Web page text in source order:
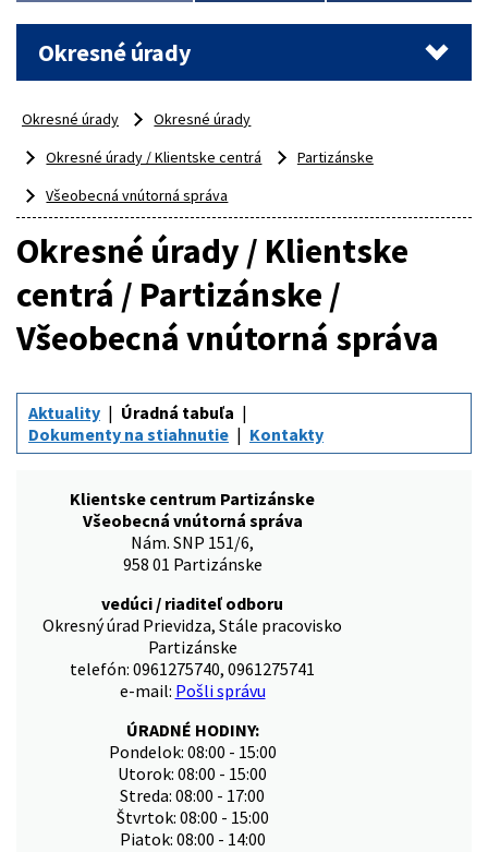
Okresné úrady
Okresné úrady
Okresné úrady
Okresné úrady / Klientske centrá
Partizánske
Všeobecná vnútorná správa
Okresné úrady / Klientske
centrá / Partizánske /
Všeobecná vnútorná správa
Aktuality
Úradná tabuľa
Dokumenty na stiahnutie
Kontakty
Klientske centrum Partizánske
Všeobecná vnútorná správa
Nám. SNP 151/6,
958 01 Partizánske
vedúci / riaditeľ odboru
Okresný úrad Prievidza, Stále pracovisko
Partizánske
telefón: 0961275740, 0961275741
e-mail: Pošli správu
ÚRADNÉ HODINY:
Pondelok: 08:00 - 15:00
Utorok: 08:00 - 15:00
Streda: 08:00 - 17:00
Štvrtok: 08:00 - 15:00
Piatok: 08:00 - 14:00